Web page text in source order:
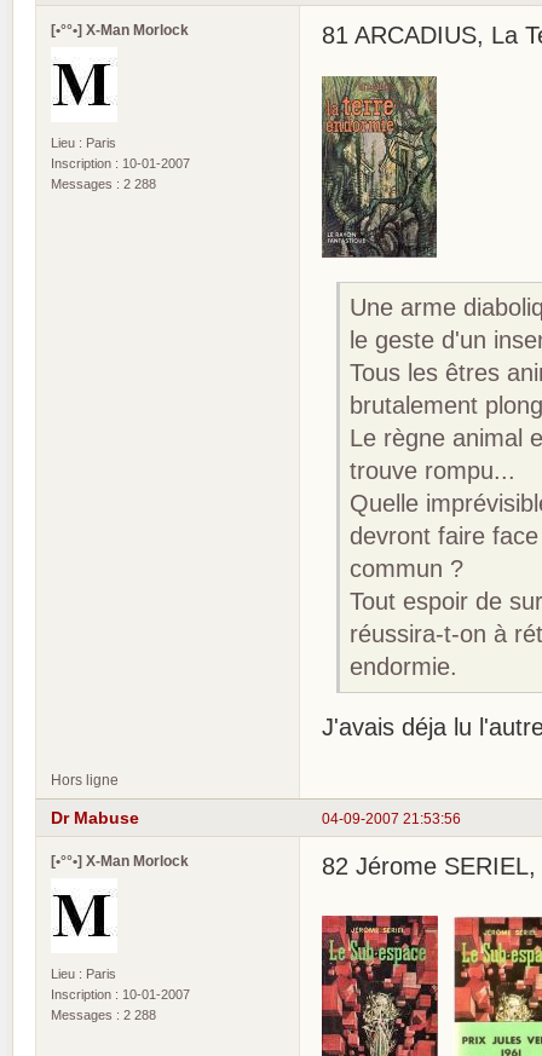
[•°°•] X-Man Morlock
Lieu : Paris
Inscription : 10-01-2007
Messages : 2 288
81 ARCADIUS, La
Une arme
le geste d'un
Tous les êtres
brutalement
Le règne animal
trouve rompu...
Quelle
devront faire
commun ?
Tout espoir de
réussira-t-on à
endormie.
J'avais déja lu
Hors ligne
04-09-2007 21:53:56
Dr Mabuse
[•°°•] X-Man Morlock
Lieu : Paris
Inscription : 10-01-2007
Messages : 2 288
82 Jérome